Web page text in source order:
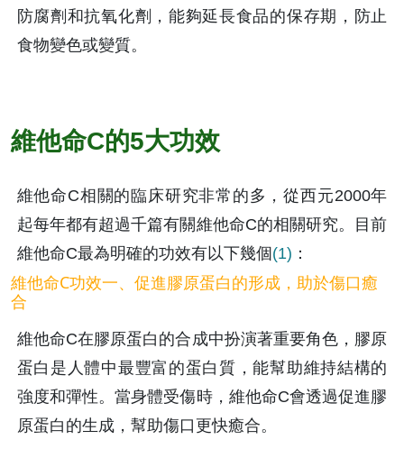
防腐劑和抗氧化劑，能夠延長食品的保存期，防止
食物變色或變質。
維他命C的5大功效
維他命C相關的臨床研究非常的多，從西元2000年
起每年都有超過千篇有關維他命C的相關研究。目前
維他命C最為明確的功效有以下幾個(1) ：
維他命C功效一、促進膠原蛋白的形成，助於傷口癒
合
維他命C在膠原蛋白的合成中扮演著重要角色，膠原
蛋白是人體中最豐富的蛋白質，能幫助維持結構的
強度和彈性。當身體受傷時，維他命C會透過促進膠
原蛋白的生成，幫助傷口更快癒合。